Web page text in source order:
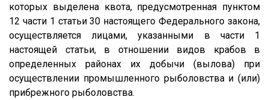
которых выделена квота, предусмотренная пунктом
12 части 1 статьи 30 настоящего Федерального закона,
осуществляется лицами, указанными в части 1
настоящей статьи, в отношении видов крабов в
определенных районах их добычи (вылова) при
осуществлении промышленного рыболовства и (или)
прибрежного рыболовства.